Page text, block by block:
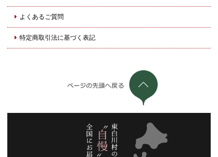
よくあるご質問
特定商取引法に基づく表記